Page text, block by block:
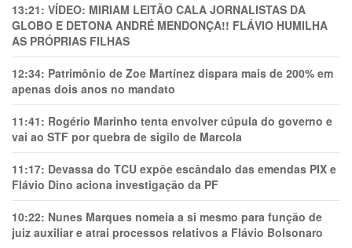
13:21: VÍDEO: MIRIAM LEITÃO CALA JORNALISTAS DA
GLOBO E DETONA ANDRÉ MENDONÇA!! FLÁVIO HUMILHA
AS PRÓPRIAS FILHAS
12:34: Patrimônio de Zoe Martínez dispara mais de 200% em
apenas dois anos no mandato
11:41: Rogério Marinho tenta envolver cúpula do governo e
vai ao STF por quebra de sigilo de Marcola
11:17: Devassa do TCU expõe escândalo das emendas PIX e
Flávio Dino aciona investigação da PF
10:22: Nunes Marques nomeia a si mesmo para função de
juiz auxiliar e atrai processos relativos a Flávio Bolsonaro